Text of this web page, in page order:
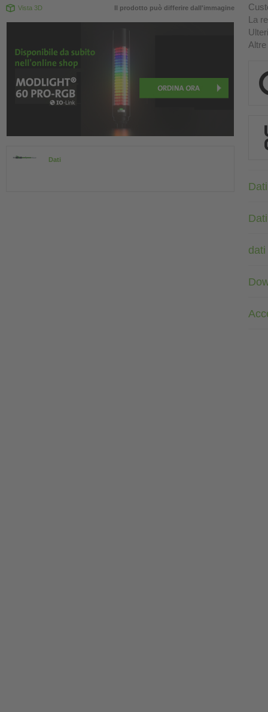
Vista 3D Il prodotto può differire dall'immagine
Dati
La